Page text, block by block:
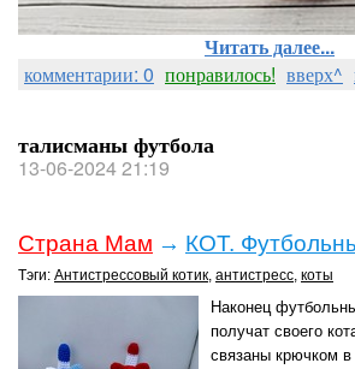
Читать далее...
комментарии: 0 понравилось! вверх^
талисманы футбола
13-06-2024 21:19
Страна Мам → КОТ.
Тэги: Антистрессовый котик, антистресс, коты
Наконец
получат своего
связаны крючком